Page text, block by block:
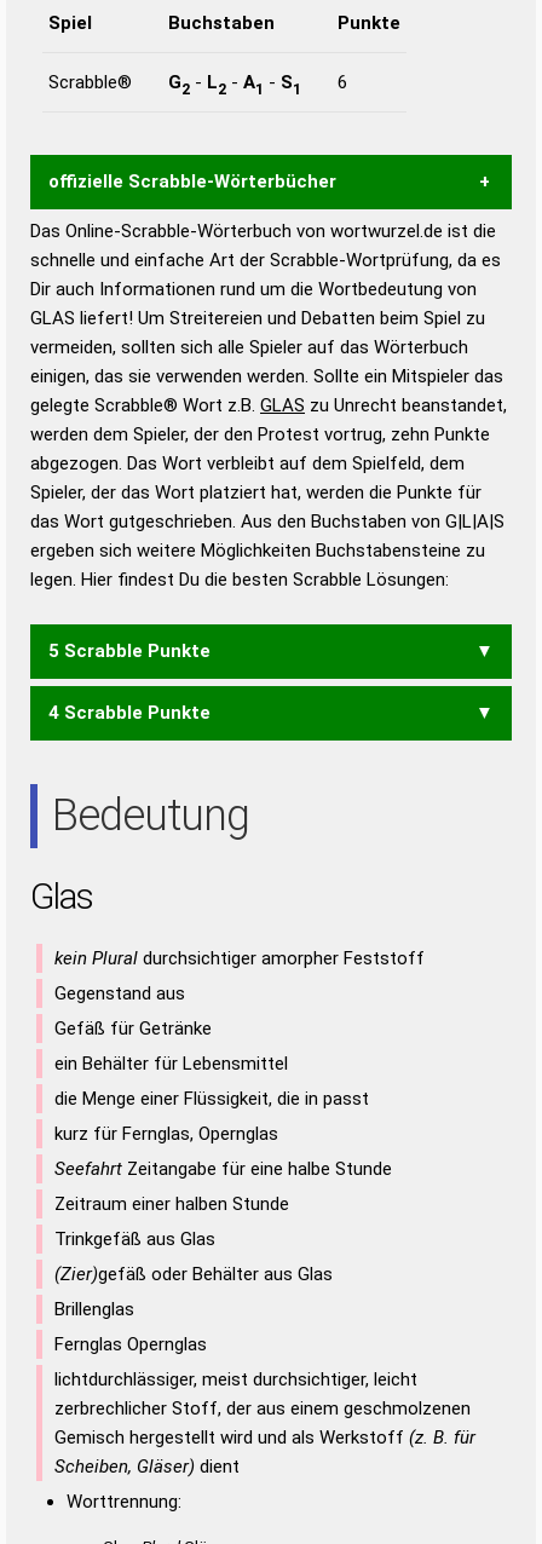
Spiel Buchstaben Punkte
Scrabble® G2 - L2 - A1 - S1 6
offizielle Scrabble-Wörterbücher
Wortwurzel liefert mit Hilfe eines semantischen
Wortanalyse-Algorithmus gute Anhaltspunkte zu
Wortbedeutung, Worttrennung und Wortform, um die
Gültigkeit eines Wortes für das Scrabble-Spiel zu
bestimmen!
zugelassene Turnier Scrabble-
Wörterbücher sind:
Duden – Standardwerk in 12 Bänden
Duden – Richtiges und gutes
Deutsch
Duden – Die deutsche Grammatik
Duden – Deutsches
Universalwörterbuch
Das Online-Scrabble-Wörterbuch von wortwurzel.de ist die
schnelle und einfache Art der Scrabble-Wortprüfung, da es
Dir auch Informationen rund um die Wortbedeutung von
GLAS liefert! Um Streitereien und Debatten beim Spiel zu
vermeiden, sollten sich alle Spieler auf das Wörterbuch
einigen, das sie verwenden werden. Sollte ein Mitspieler das
gelegte Scrabble® Wort z.B. GLAS zu Unrecht beanstandet,
werden dem Spieler, der den Protest vortrug, zehn Punkte
abgezogen. Das Wort verbleibt auf dem Spielfeld, dem
Spieler, der das Wort platziert hat, werden die Punkte für
das Wort gutgeschrieben. Aus den Buchstaben von G|L|A|S
ergeben sich weitere Möglichkeiten Buchstabensteine zu
legen. Hier findest Du die besten Scrabble Lösungen:
5 Scrabble Punkte
GAL LAG
4 Scrabble Punkte
Bedeutung
Glas
kein Plural durchsichtiger amorpher Feststoff
Gegenstand aus
Gefäß für Getränke
ein Behälter für Lebensmittel
die Menge einer Flüssigkeit, die in passt
kurz für Fernglas, Opernglas
Seefahrt Zeitangabe für eine halbe Stunde
Zeitraum einer halben Stunde
Trinkgefäß aus Glas
(Zier)gefäß oder Behälter aus Glas
Brillenglas
Fernglas Opernglas
lichtdurchlässiger, meist durchsichtiger, leicht
zerbrechlicher Stoff, der aus einem geschmolzenen
Gemisch hergestellt wird und als Werkstoff (z. B. für
Scheiben, Gläser) dient
Worttrennung: